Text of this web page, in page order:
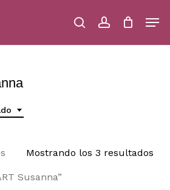
searchaccount
Close
Mostrando los 3 resultados
Susanna”
Menu